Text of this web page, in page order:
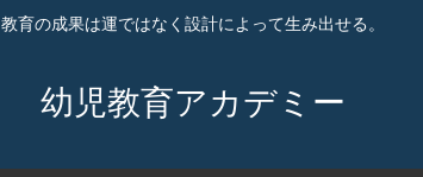
教育の成果は運ではなく設計によって生み出せる。
幼児教育アカデミー